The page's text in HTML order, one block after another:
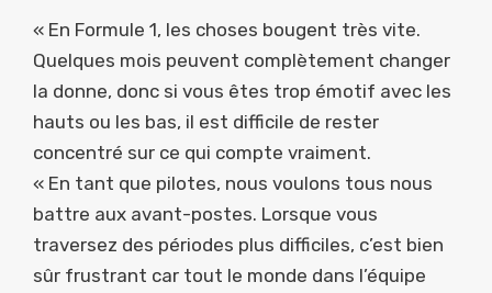
« En Formule 1, les choses bougent très vite.
Quelques mois peuvent complètement changer
la donne, donc si vous êtes trop émotif avec les
hauts ou les bas, il est difficile de rester
concentré sur ce qui compte vraiment.
« En tant que pilotes, nous voulons tous nous
battre aux avant-postes. Lorsque vous
traversez des périodes plus difficiles, c’est bien
sûr frustrant car tout le monde dans l’équipe